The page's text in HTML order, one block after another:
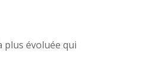
plus évoluée qui